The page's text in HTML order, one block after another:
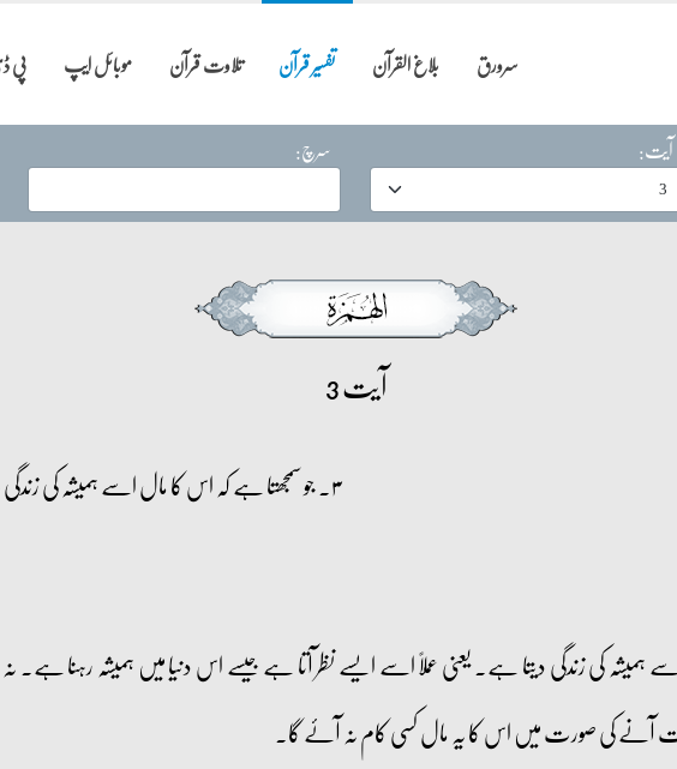
سرورق بلاغ القرآن تفسیر قرآن تلاوت قرآن موبائل ایپ پی
آیت: سرچ:
آیت 3
۳۔ جو سمجھتا ہے کہ اس کا مال اسے ہمیشہ کی زندگی دے گا۔
ہمیشہ کی زندگی دیتا ہے۔ یعنی عملاً اسے ایسے نظر آتا ہے جیسے اس دنیا میں ہمیشہ رہنا
کی صورت میں اس کا یہ مال کسی کام نہ آئے گا۔